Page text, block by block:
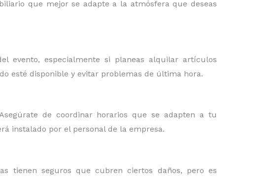
que mejor se adapte a la atmósfera que deseas
evento, especialmente si planeas alquilar artículos
esté disponible y evitar problemas de última hora.
de coordinar horarios que se adapten a tu
instalado por el personal de la empresa.
tienen seguros que cubren ciertos daños, pero es